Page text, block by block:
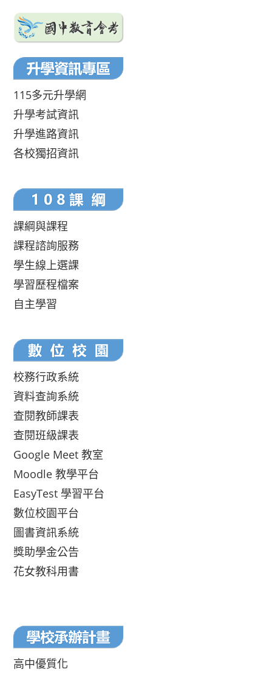
115多元升學網
升學考試資訊
升學進路資訊
各校獨招資訊
課綱與課程
課程諮詢服務
學生線上選課
學習歷程檔案
自主學習
校務行政系統
資料查詢系統
查閱教師課表
查閱班級課表
Google Meet 教室
Moodle 教學平台
EasyTest 學習平台
數位校園平台
圖書資訊系統
獎助學金公告
花女教科用書
高中優質化